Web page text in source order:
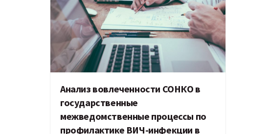
Анализ вовлеченности СОНКО в
государственные
межведомственные процессы по
профилактике ВИЧ-инфекции в